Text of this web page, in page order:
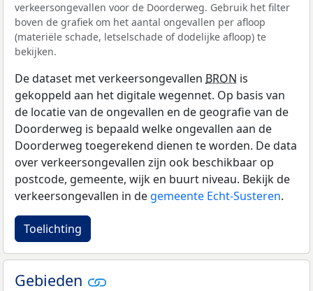
verkeersongevallen voor de Doorderweg. Gebruik het filter
boven de grafiek om het aantal ongevallen per afloop
(materiële schade, letselschade of dodelijke afloop) te
bekijken.
De dataset met verkeersongevallen BRON is
gekoppeld aan het digitale wegennet. Op basis van
de locatie van de ongevallen en de geografie van de
Doorderweg is bepaald welke ongevallen aan de
Doorderweg toegerekend dienen te worden. De data
over verkeersongevallen zijn ook beschikbaar op
postcode, gemeente, wijk en buurt niveau. Bekijk de
verkeersongevallen in de gemeente Echt-Susteren.
Toelichting
Gebieden